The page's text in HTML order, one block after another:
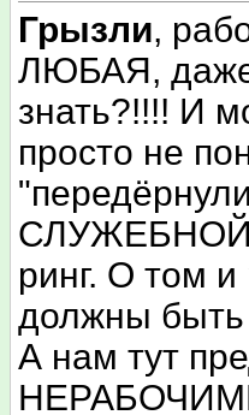
Грызли,
ЛЮБАЯ, даже
знать?!!!! И
просто не
СЛУЖЕБНОЙ
ринг. О том и
должны
А нам тут